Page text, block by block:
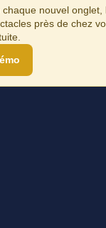
nouvel onglet,
près de chez